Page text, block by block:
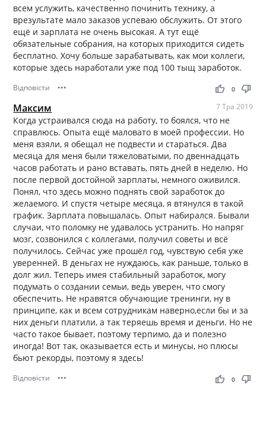
всем услужить, качественно починить технику, а
врезультате мало заказов успеваю обслужить. От этого
ещё и зарплата не очень высокая. А тут ещё
обязательные собрания, на которых приходится сидеть
бесплатно. Хочу больше зарабатывать, как мои коллеги,
которые здесь наработали уже под 100 тыщ заработок.
Відповісти ••• thumb_up thumb_down
0
Максим 7 Тра 2019
Когда устраивался сюда на работу, то боялся, что не
справлюсь. Опыта ещё маловато в моей профессии. Но
меня взяли, я обещал не подвести и стараться. Два
месяца для меня были тяжеловатыми, по двеннадцать
часов работать и рано вставать, пять дней в неделю. Но
после первой достойной зарплаты, немного оживился.
Понял, что здесь можно поднять свой заработок до
желаемого. И спустя четыре месяца, я втянулся в такой
график. Зарплата повышалась. Опыт набирался. Бывали
случаи, что поломку не удавалось устранить. Но напряг
мозг, созвонился с коллегами, получил советы и всё
получилось. Сейчас уже прошёл год, чувствую себя уже
уверенней. В деньгах не нуждаюсь, как раньше, только в
долг жил. Теперь имея стабильный заработок, могу
подумать о создании семьи, ведь уверен, что смогу
обеспечить. Не нравятся обучающие тренинги, ну в
принципе, как и всем сотрудникам наверно,если бы и за
них деньги платили, а так теряешь время и деньги. Но не
часто такое бывает, поэтому терпимо, да и полезно
иногда! Вот так, оказывается есть и минусы, но плюсы
бьют рекорды, поэтому я здесь!
Відповісти ••• thumb_up thumb_down
0